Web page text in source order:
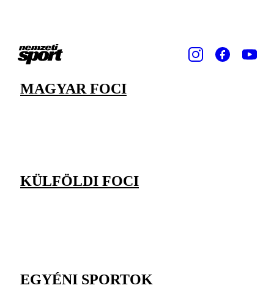
MAGYAR FOCI
KÜLFÖLDI FOCI
EGYÉNI SPORTOK